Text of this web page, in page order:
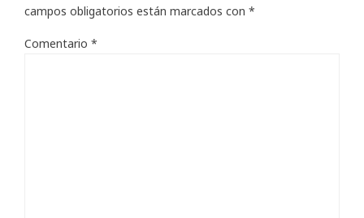
campos obligatorios están marcados con *
Comentario *